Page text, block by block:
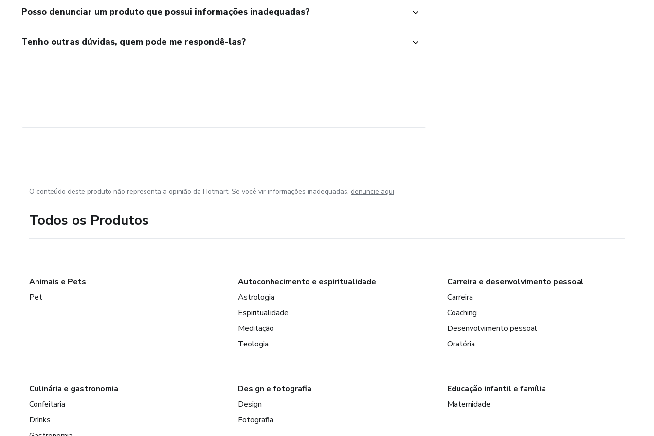
Posso denunciar um produto que possui informações inadequadas?
Tenho outras dúvidas, quem pode me respondê-las?
O conteúdo deste produto não representa a opinião da Hotmart. Se você vir informações inadequadas, denuncie aqui
Todos os Produtos
Animais e Pets
Pet
Autoconhecimento e espiritualidade
Astrologia
Espiritualidade
Meditação
Teologia
Carreira e desenvolvimento pessoal
Carreira
Coaching
Desenvolvimento pessoal
Oratória
Culinária e gastronomia
Confeitaria
Drinks
Design e fotografia
Design
Fotografia
Educação infantil e família
Maternidade